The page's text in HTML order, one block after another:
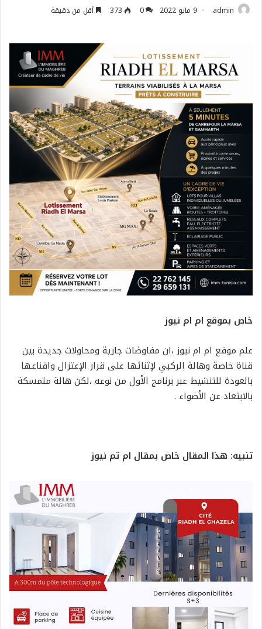
admin 9 مايو 2022 0
373 أقل من دقيقة
خاص بموقع ام ام نيوز
علم موقع ام ام نيوز ،ان مفاوضات جارية ومحاولات جديدة بين
قناة خاصة وهالة الركبي لإثنائها على قرار الإعتزال واقناعها
بالعودة للتنشيط عبر برنامج الأول من نوعه ،لكن هالة متمسكة
بالابتعاد عن الأضواء .
تنبيه: هذا المقال خاص بمقال ام تم نيوز